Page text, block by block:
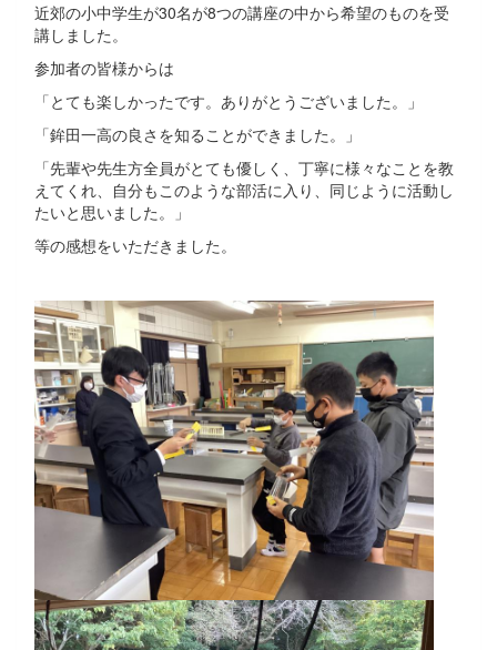
近郊の小中学生が30名が8つの講座の中から希望のものを受
講しました。
参加者の皆様からは
「とても楽しかったです。ありがとうございました。」
「鉾田一高の良さを知ることができました。」
「先輩や先生方全員がとても優しく、丁寧に様々なことを教
えてくれ、自分もこのような部活に入り、同じように活動し
たいと思いました。」
等の感想をいただきました。